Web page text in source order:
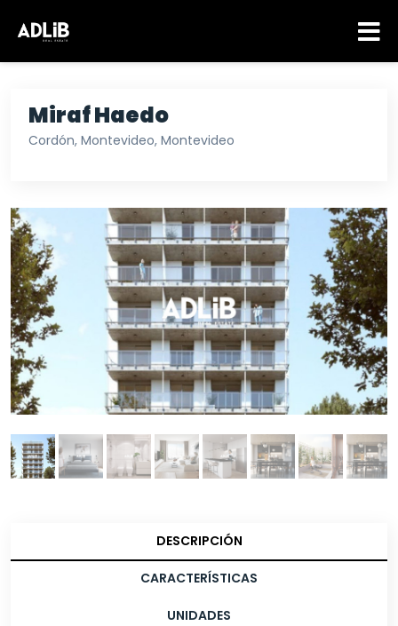
Miraf Haedo
Cordón, Montevideo, Montevideo
DESCRIPCIÓN
CARACTERÍSTICAS
UNIDADES